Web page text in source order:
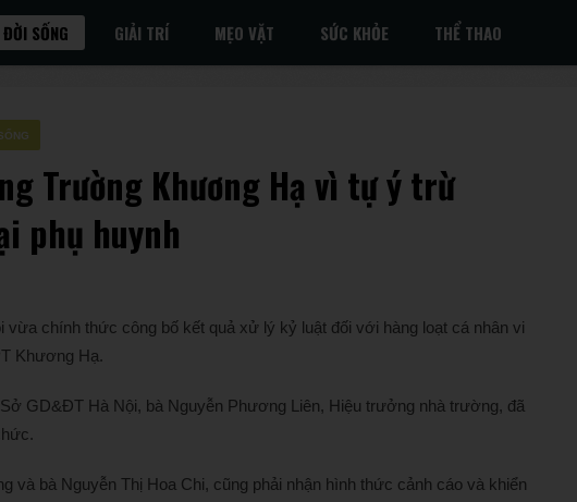
ĐỜI SỐNG GIẢI TRÍ MẸO VẶT SỨC KHỎE THỂ THAO
Trường Khương Hạ vì tự ý trừ
phụ huynh
chính thức công bố kết quả xử lý kỷ luật đối với hàng loạt cá nhân vi
Khương Hạ.
GD&ĐT Hà Nội, bà Nguyễn Phương Liên, Hiệu trưởng nhà trường, đã
và bà Nguyễn Thị Hoa Chi, cũng phải nhận hình thức cảnh cáo và khiển